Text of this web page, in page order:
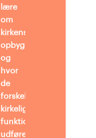
lære
om
kirkens
opbygning,
og
hvor
de
forskellige
kirkelige
funktioner
udføres.